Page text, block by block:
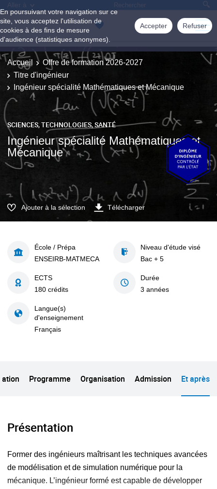
En poursuivant votre navigation sur ce
site, vous acceptez l'utilisation de
cookies à des fins de mesure
d'audience (statistiques anonymes).
Accepter Refuser
Aller à
Accueil
Offre de formation 2026-2027
Titre d'ingénieur
Ingénieur spécialité Mathématiques et Mécanique
SCIENCES, TECHNOLOGIES, SANTÉ
Ingénieur spécialité Mathématiques et
Mécanique
Ajouter à la sélection Télécharger
École / Prépa
ENSEIRB-MATMECA
Niveau d'étude visé
Bac + 5
ECTS
180 crédits
Durée
3 années
Langue(s)
d'enseignement
Français
Programme Organisation Admission Et après
Présentation
Former des ingénieurs maîtrisant les techniques avancées
de modélisation et de simulation numérique pour la
mécanique. L’ingénieur formé est capable de développer